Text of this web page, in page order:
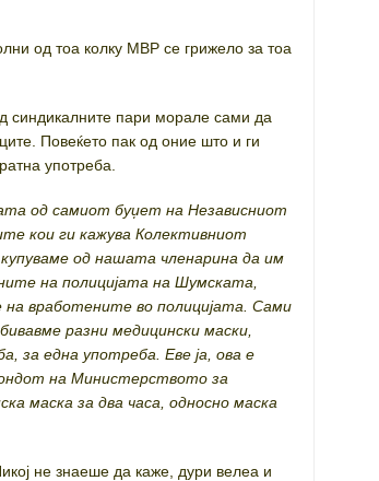
од тоа колку МВР се грижело за тоа
синдикалните пари морале сами да
Повеќето пак од оние што и ги
употреба.
од самиот буџет на Независниот
кои ги кажува Колективниот
од нашата членарина да им
на полицијата на Шумската,
вработените во полицијата. Сами
разни медицински маски,
за една употреба. Еве ја, ова е
на Министерството за
маска за два часа, односно маска
не знаеше да каже, дури велеа и